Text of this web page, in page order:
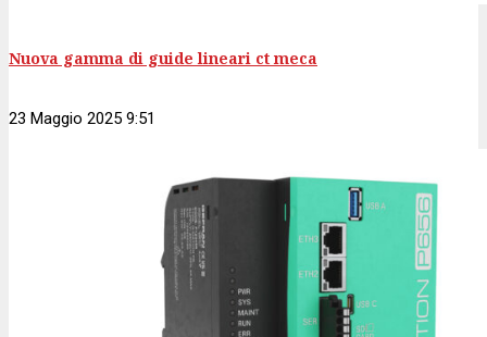
Nuova gamma di guide lineari ct meca
23 Maggio 2025 9:51